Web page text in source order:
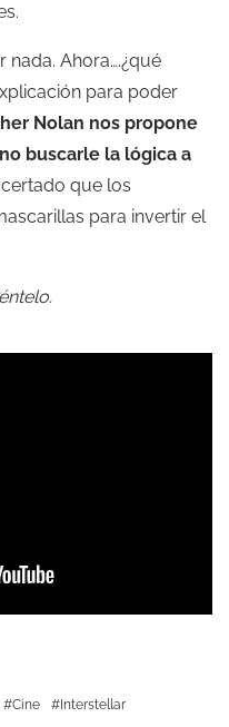
nada. Ahora….¿qué
para poder
Nolan nos propone
buscarle la lógica a
que los
para invertir el
Cine
Interstellar